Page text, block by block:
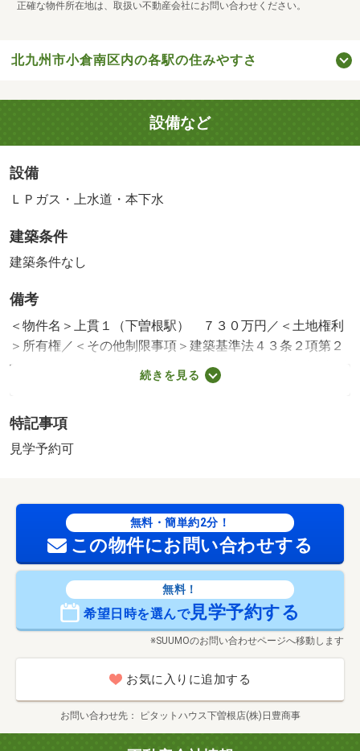
正確な物件所在地は、取扱い不動産会社にお問い合わせください。
北九州市小倉南区内の各駅の住みやすさ
設備など
設備
ＬＰガス・上水道・本下水
建築条件
建築条件なし
備考
＜物件名＞上貫１（下曽根駅） ７３０万円／＜土地権利
＞所有権／＜その他制限事項＞建築基準法４３条２項第２
号の許可要（建築審査会の同意が必要）／＜特徴＞接道は
２ｍ以上ありますので敷地延長で再建築可です。
法令等制限：景観地区、接道している道路は道路判定で否
道判定とされております。原則再建築不可です。、建築
続きを見る
特記事項
見学予約可
無料・簡単約2分！
この物件にお問い合わせする
無料！
希望日時を選んで見学予約する
※SUUMOのお問い合わせページへ移動します
お気に入りに追加する
お問い合わせ先 ピタットハウス下曽根店(株)日豊商事